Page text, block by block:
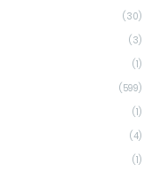
(30)
(3)
(1)
(599)
(1)
(4)
(1)